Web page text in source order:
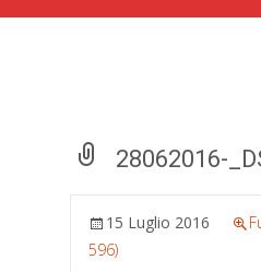
28062016-
15 Luglio 2016
596)